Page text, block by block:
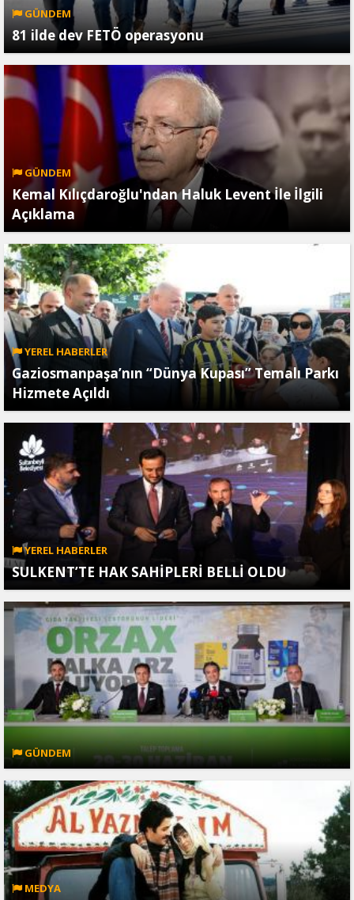
GÜNDEM
81 ilde dev FETÖ operasyonu
GÜNDEM
Kemal Kılıçdaroğlu'ndan Haluk Levent İle İlgili
Açıklama
YEREL HABERLER
Gaziosmanpaşa’nın “Dünya Kupası” Temalı Parkı
Hizmete Açıldı
YEREL HABERLER
SULKENT’TE HAK SAHİPLERİ BELLİ OLDU
GÜNDEM
MEDYA